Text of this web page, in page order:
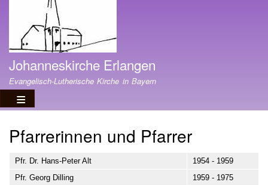
Johanneskirche Erlangen
Evangelisch-Lutherische Kirche in Bayern
Pfarrerinnen und Pfarrer
Pfr. Dr. Hans-Peter Alt
1954 - 1959
Pfr. Georg Dilling
1959 - 1975